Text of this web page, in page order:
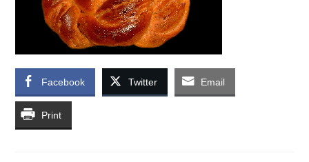
Facebook Twitter Email
Print